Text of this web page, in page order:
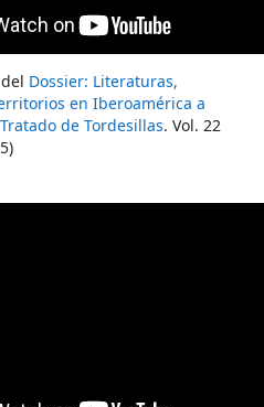
Dossier: Literaturas,
en Iberoamérica a
de Tordesillas. Vol. 22